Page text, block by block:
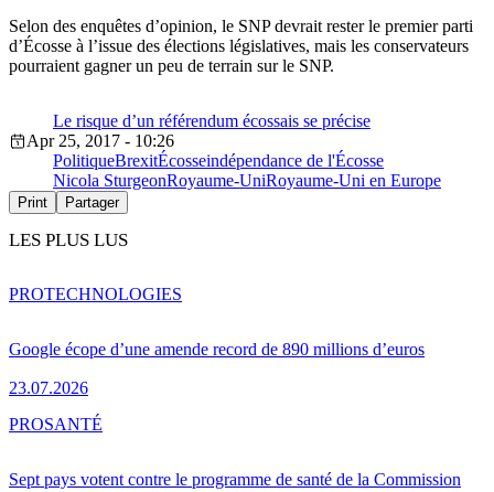
Selon des enquêtes d’opinion, le SNP devrait rester le premier parti
d’Écosse à l’issue des élections législatives, mais les conservateurs
pourraient gagner un peu de terrain sur le SNP.
Le risque d’un référendum écossais se précise
Apr 25, 2017 - 10:26
PolitiqueBrexitÉcosseindépendance de l'Écosse
Nicola SturgeonRoyaume-UniRoyaume-Uni en Europe
Print Partager
LES PLUS LUS
Google écope d’une amende record de 890 millions d’euros
23.07.2026
PROTECHNOLOGIES
Sept pays votent contre le programme de santé de la Commission
PROSANTÉ